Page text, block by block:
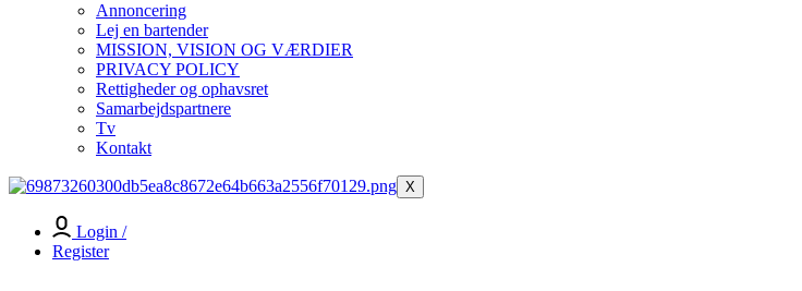
Annoncering
Lej en bartender
MISSION, VISION OG VÆRDIER
PRIVACY POLICY
Rettigheder og ophavsret
Samarbejdspartnere
Tv
Kontakt
X
Login /
Register